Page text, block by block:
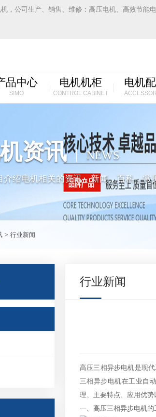
，公司生产、销售、维修：高压电机、高效节能
品中心
SIMO
电机机柜
CONTROL CABINET
电机
资讯 NEWS
介绍电机相关的资讯，新闻，百科，
> 行业新闻
行业新闻
高压三相异步电机是现
三相异步电机在工业自
理、主要特点、应用优
一、高压三相异步电机的